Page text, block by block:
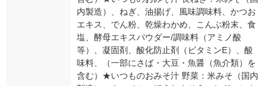
内製造）、ねぎ、油揚げ、風味調味料、かつお
エキス、でん粉、乾燥わかめ、こんぶ粉末、食
塩、酵母エキスパウダー/調味料（アミノ酸
等）、凝固剤、酸化防止剤（ビタミンE）、酸
味料、（一部にさば・大豆・魚醤（魚介類）を
含む）★いつものおみそ汁 野菜：米みそ（国内